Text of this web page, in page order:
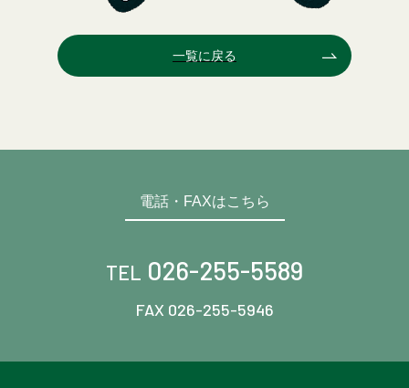
一覧に戻る
電話・FAXはこちら
TEL 026-255-5589
FAX 026-255-5946